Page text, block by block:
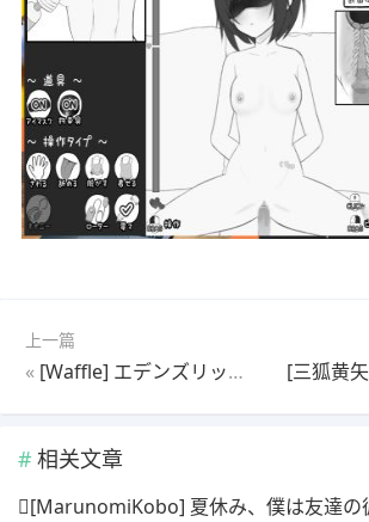
上一篇
« [Waffle] エデンズリッター フル HD版 第1章・第1章外伝編-[Waffle] 伊甸骑士团高清版 第一章 & 第一章外传
相关文章
[MarunomiKobo] 夏休み、僕は友達の彼女をNTRした[丸见工房] 暑假